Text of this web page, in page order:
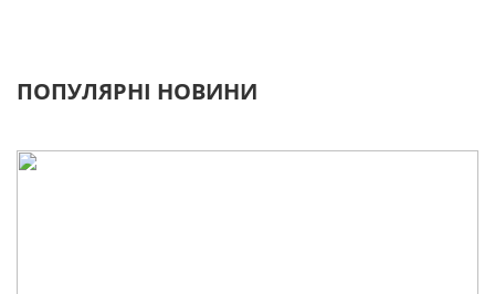
ПОПУЛЯРНІ НОВИНИ